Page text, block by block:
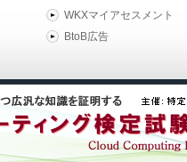
WKXマイアセスメント
BtoB広告